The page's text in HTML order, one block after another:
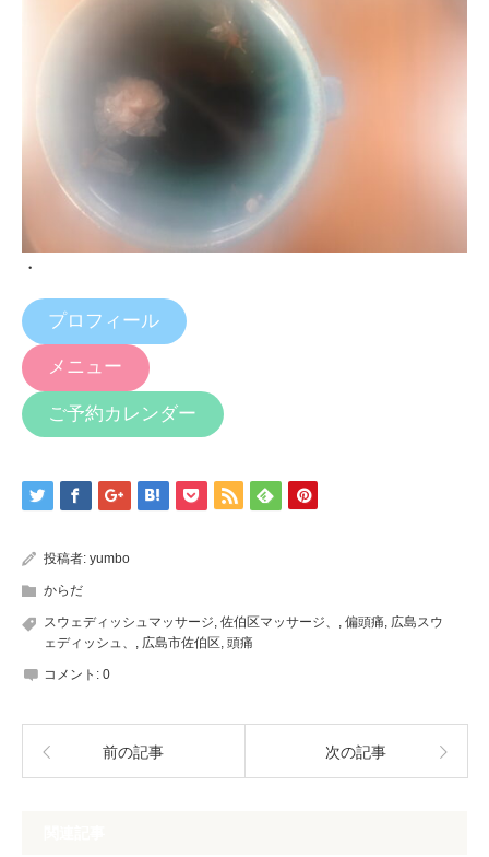
・
プロフィール
メニュー
ご予約カレンダー
投稿者: yumbo
からだ
スウェディッシュマッサージ, 佐伯区マッサージ、 , 偏頭痛, 広島スウ
ェディッシュ、 , 広島市佐伯区, 頭痛
コメント: 0
前の記事 次の記事